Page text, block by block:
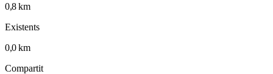
0,8 km
Existents
0,0 km
Compartit